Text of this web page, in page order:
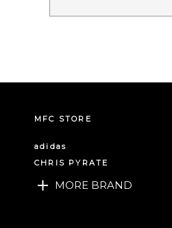
MFC STORE
adidas
CHRIS PYRATE
MORE BRAND